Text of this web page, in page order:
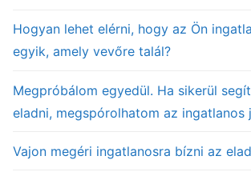
Hogyan lehet elérni, hogy az Ön
egyik, amely vevőre talál?
Megpróbálom egyedül. Ha sikerül
eladni, megspórolhatom az ingatlanos
Vajon megéri ingatlanosra bízni az